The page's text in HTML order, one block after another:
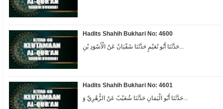
Hadits Shahih Bukhari No: 4600
حَدَّثَنَا أَبُو نُعَيْمٍ حَدَّثَنَا سُفْيَانُ عَنْ الْأَسْوَدِ بْنِ...
Hadits Shahih Bukhari No: 4601
حَدَّثَنَا أَبُو الْيَمَانِ حَدَّثَنَا شُعَيْبٌ عَنْ الزُّهْرِيِّ وَ...